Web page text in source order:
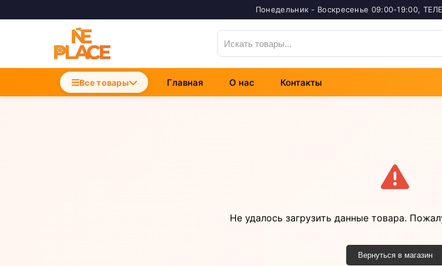
Понедельник - Воскресенье 09:00-19:00,
Accesorii Telefoane
Incarcatoare Telefon
Все товары Главная О нас Контакты
Не удалось загрузить данные товара.
Вернуться в магазин